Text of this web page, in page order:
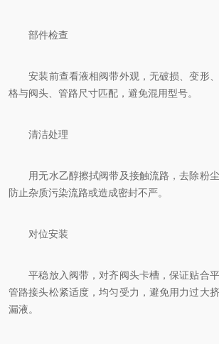
部件检查
安装前查看液相阀带外观，无破损、变形、
格与阀头、管路尺寸匹配，避免混用型号。
清洁处理
用无水乙醇擦拭阀带及接触流路，去除粉尘
防止杂质污染流路或造成密封不严。
对位安装
平稳放入阀带，对齐阀头卡槽，保证贴合平
管路接头松紧适度，均匀受力，避免用力过大
漏液。